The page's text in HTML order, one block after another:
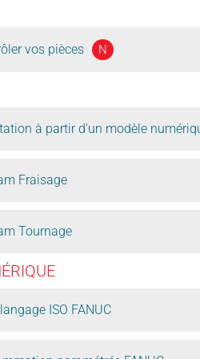
vos pièces N
à partir d'un modèle
Fraisage
Tournage
ISO FANUC